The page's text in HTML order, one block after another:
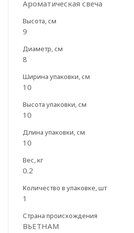
Ароматическая свеча
Высота, см
9
Диаметр, см
8
Ширина упаковки, см
10
Высота упаковки, см
10
Длина упаковки, см
10
Вес, кг
0.2
Количество в упаковке, шт
1
Страна происхождения
ВЬЕТНАМ